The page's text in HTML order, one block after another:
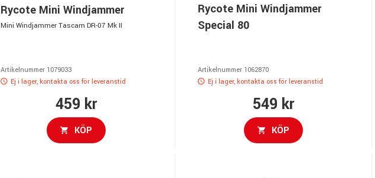
Rycote Mini Windjammer
Mini Windjammer Tascam DR-07 Mk II
Artikelnummer 1079033
Ej i lager, kontakta oss för leveranstid
459 kr
KÖP
Rycote Mini Windjammer
Special 80
Artikelnummer 1062870
Ej i lager, kontakta oss för leveranstid
549 kr
KÖP